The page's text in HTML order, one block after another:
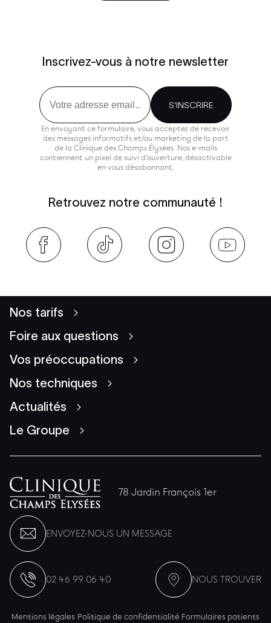
Inscrivez-vous à notre newsletter
Email
S'INSCRIRE
En envoyant ce formulaire, vous acceptez de recevoir
des messages informatifs et/ou marketing de la part
de la Clinique des Champs Élysées. Nos e-mails
contiennent un pixel de suivi d'ouverture, désactivable
en vous désabonnant.
Retrouvez notre communauté !
Nos tarifs
Foire aux questions
Vos préoccupations
Nos techniques
Actualités
Le Groupe
78 Jardin François 1er
ENVOYEZ-NOUS UN MESSAGE
02 46 99 06 40 NOUS TROUVER
Mentions légales Politique de confidentialité Formulaires patients